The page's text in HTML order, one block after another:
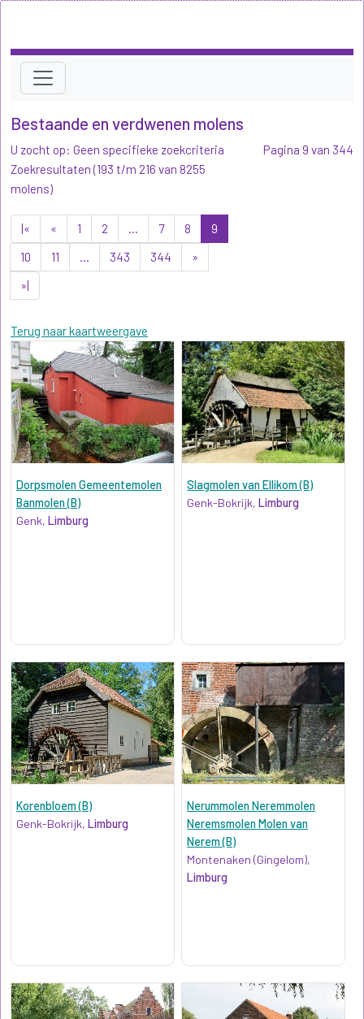
Bestaande en verdwenen molens
U zocht op: Geen specifieke zoekcriteria
Zoekresultaten (193 t/m 216 van 8255
molens)
|« « 1 2 ... 7 8
9
10
11 ... 343 344
»
»|
Terug naar kaartweergave
Pagina 9 van 344
Dorpsmolen Gemeentemolen
Banmolen (B)
Genk, Limburg
Slagmolen van Ellikom (B)
Genk-Bokrijk,Limburg
Korenbloem (B)
Genk-Bokrijk, Limburg
Nerummolen Neremmolen
Neremsmolen Molen van
Nerem (B)
Montenaken (Gingelom),
Limburg